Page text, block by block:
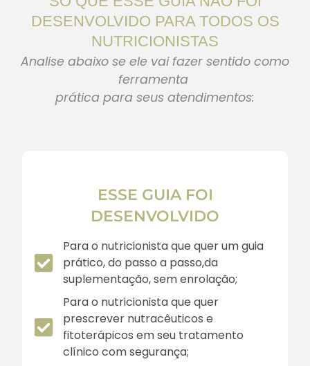
DESENVOLVIDO PARA TODOS OS
NUTRICIONISTAS
Analise abaixo se ele vai fazer sentido como
ferramenta
prática para seus atendimentos:
ESSE GUIA FOI
DESENVOLVIDO
Para o nutricionista que quer um guia
prático, do passo a passo,da
suplementação, sem enrolação;
Para o nutricionista que quer
prescrever nutracêuticos e
fitoterápicos em seu tratamento
clínico com segurança;